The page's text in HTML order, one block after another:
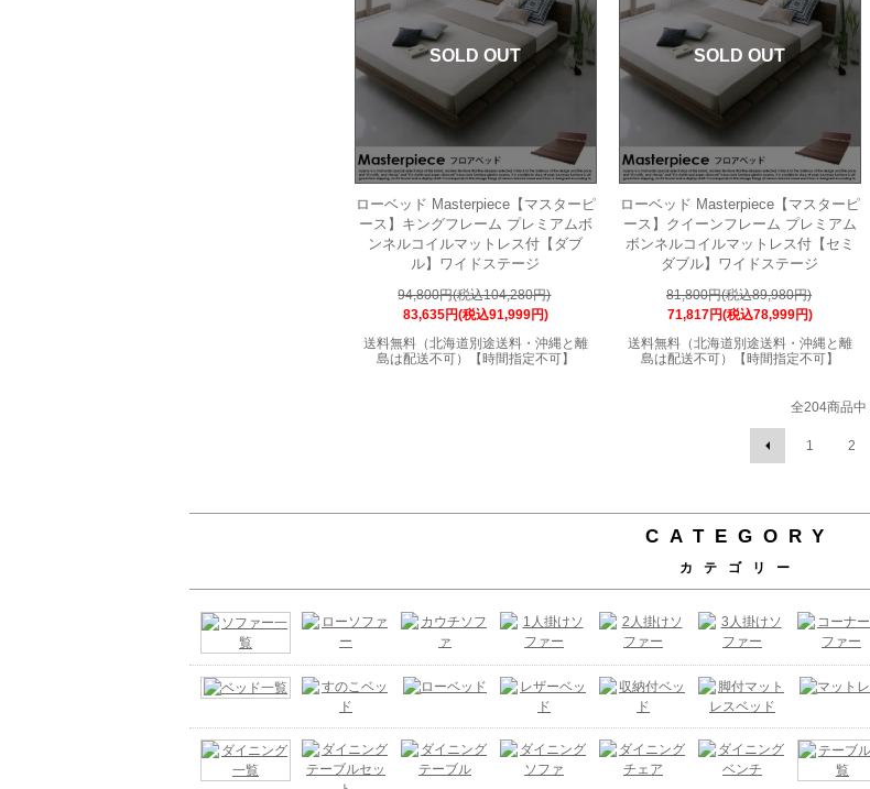
SOLD OUT
ローベッド Masterpiece【マスターピ
ース】キングフレーム プレミアムボ
ンネルコイルマットレス付【ダブ
ル】ワイドステージ
94,800円(税込104,280円)
83,635円(税込91,999円)
送料無料（北海道別途送料・沖縄と離
島は配送不可）【時間指定不可】
SOLD OUT
ローベッド Masterpiece【マスターピ
ース】クイーンフレーム プレミアム
ボンネルコイルマットレス付【セミ
ダブル】ワイドステージ
81,800円(税込89,980円)
71,817円(税込78,999円)
送料無料（北海道別途送料・沖縄と離
島は配送不可）【時間指定不可】
全204商品中
1 2
CATEGORY
カテゴリー